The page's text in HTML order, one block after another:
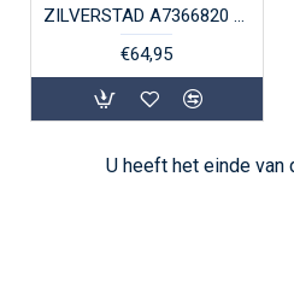
ZILVERSTAD A7366820 VERZILVERDE RAMMELAAR HART
€64,95
U heeft het einde van